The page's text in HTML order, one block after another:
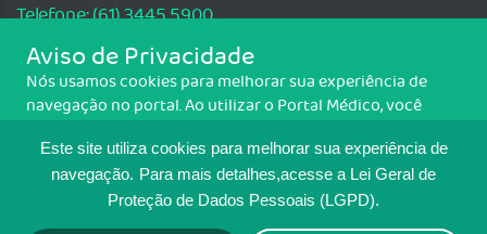
Este site utiliza cookies para melhorar sua experiência de
navegação. Para mais detalhes,acesse a Lei Geral de
Proteção de Dados Pessoais (LGPD).
Telefone: (61) 3445 5900
Email: cfm@portalmedico.org.br
SGAS 616, Conjunto D, Lote 115, L2 Sul, Brasília/DF - CEP: 70200-760 -
CNPJ: 33.583.550/0001-30
MAPA DO SITE
Aviso de Privacidade
Nós usamos cookies para melhorar sua experiência de
navegação no portal. Ao utilizar o Portal Médico, você
Para ter mais informações sobre como isso é feito, acesse
Política de cookies. Se você concorda, clique em ACEITO.